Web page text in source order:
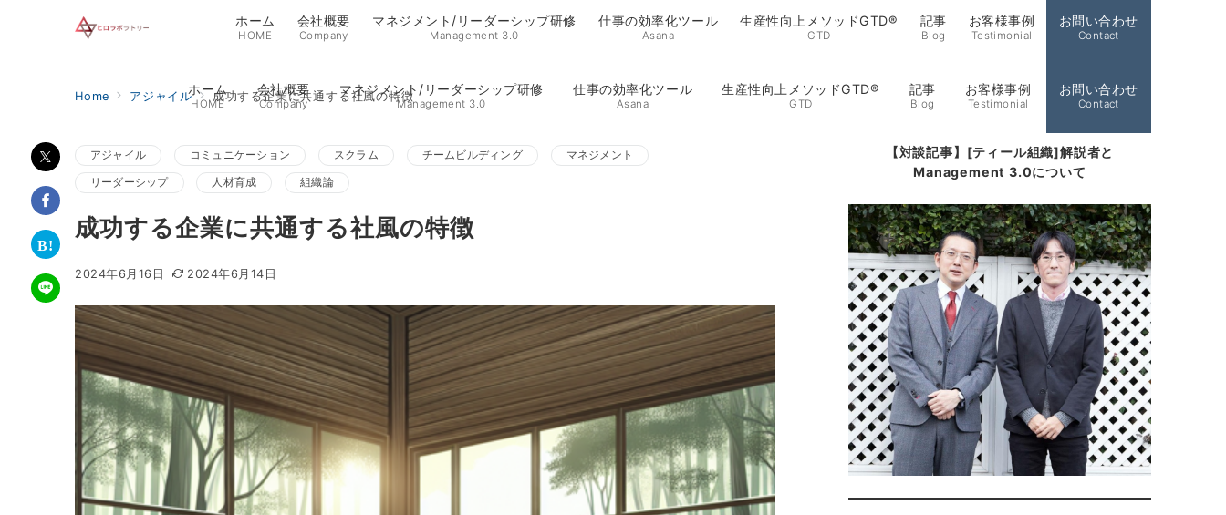
ホーム
HOME
会社概要
Company
マネジメント/リーダーシップ研修
Management 3.0
仕事の効率化ツール
Asana
生産性向上メソッドGTD®
GTD
記事
Blog
お客様事例
Testimonial
お問い合わせ
Contact
ホーム
HOME
会社概要
Company
マネジメント/リーダーシップ研修
Management 3.0
仕事の効率化ツール
Asana
生産性向上メソッドGTD®
GTD
記事
Blog
お客様事例
Testimonial
お問い合わせ
Contact
Home アジャイル 成功する企業に共通する社風の特徴
アジャイル コミュニケーション スクラム チームビルディング マネジメント
リーダーシップ 人材育成 組織論
成功する企業に共通する社風の特徴
2024年6月16日 2024年6月14日
【対談記事】[ティール組織]解説者と
Management 3.0について